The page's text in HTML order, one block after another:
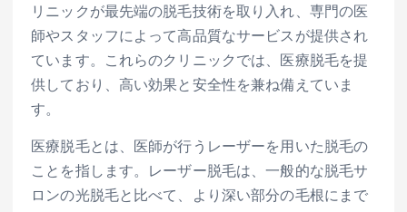
リニックが最先端の脱毛技術を取り入れ、専門の医
師やスタッフによって高品質なサービスが提供され
ています。これらのクリニックでは、医療脱毛を提
供しており、高い効果と安全性を兼ね備えていま
す。
医療脱毛とは、医師が行うレーザーを用いた脱毛の
ことを指します。レーザー脱毛は、一般的な脱毛サ
ロンの光脱毛と比べて、より深い部分の毛根にまで